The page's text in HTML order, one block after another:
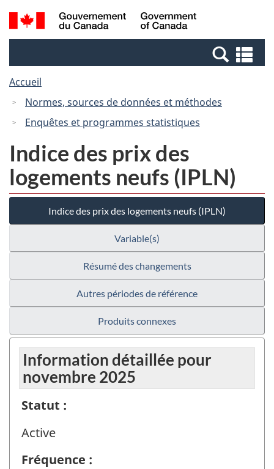
Passer
au
Passer
à
Canada
Recherche
et
et
Accueil
Normes, sources de données et méthodes
Enquêtes et programmes statistiques
Indice des prix des
logements neufs (IPLN)
Indice des prix des logements neufs (IPLN)
Variable(s)
Résumé des changements
Autres périodes de référence
Produits connexes
Information détaillée pour
novembre 2025
Statut :
Active
Fréquence :